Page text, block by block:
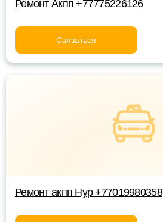
Ремонт Акпп +77775226126
Связаться
Ремонт акпп Нур +77019980358